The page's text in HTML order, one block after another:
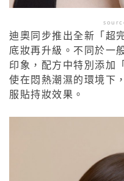
迪奧同步推出全新「超
底妝再升級。不同於一
印象，配方中特別添加
使在悶熱潮濕的環境下
服貼持妝效果。